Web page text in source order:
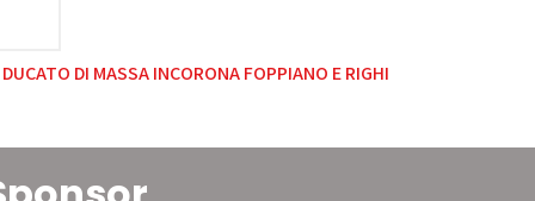
DI MASSA INCORONA FOPPIANO E RIGHI